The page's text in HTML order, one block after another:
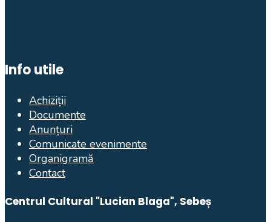
Info utile
Achiziții
Documente
Anunțuri
Comunicate evenimente
Organigramă
Contact
Centrul Cultural "Lucian Blaga", Sebeș